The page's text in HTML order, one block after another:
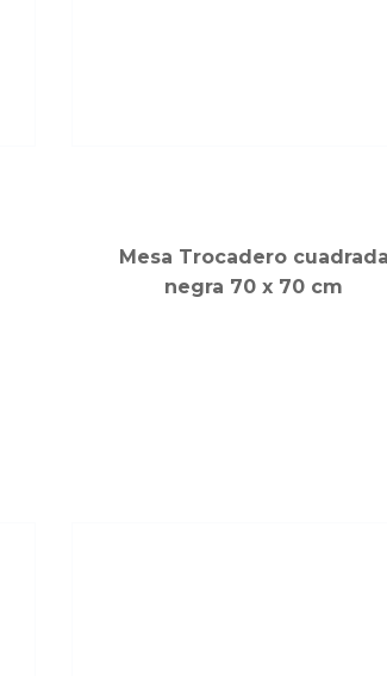
Mesa Trocadero cuadrada
negra 70 x 70 cm